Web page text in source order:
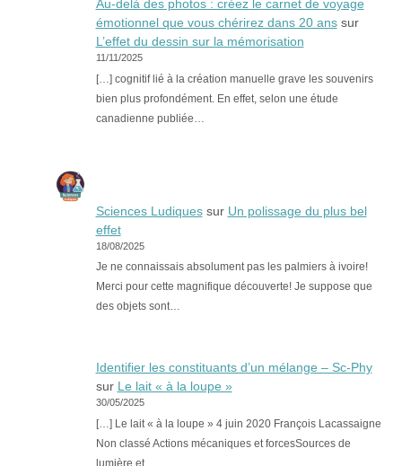
Au-delà des photos : créez le carnet de voyage
émotionnel que vous chérirez dans 20 anssur
L’effet du dessin sur la mémorisation
11/11/2025
[…] cognitif lié à la création manuelle grave les souvenirs
bien plus profondément. En effet, selon une étude
canadienne publiée…
Sciences Ludiquessur Un polissage du plus bel
effet
18/08/2025
Je ne connaissais absolument pas les palmiers à ivoire!
Merci pour cette magnifique découverte! Je suppose que
des objets sont…
Identifier les constituants d’un mélange – Sc-Phy
sur Le lait « à la loupe »
30/05/2025
[…] Le lait « à la loupe » 4 juin 2020 François Lacassaigne
Non classé Actions mécaniques et forcesSources de
lumière et…